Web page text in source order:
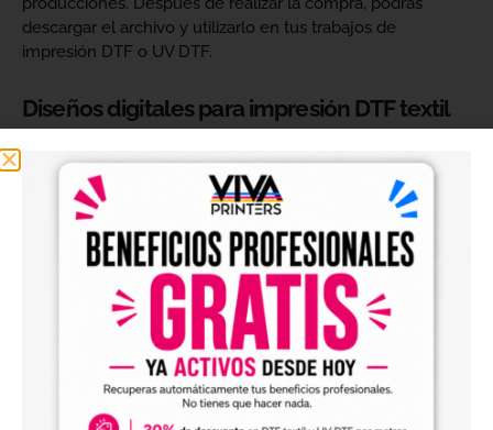
descargar el archivo y utilizarlo en tus trabajos de
impresión DTF o UV DTF.
Diseños digitales para impresión DTF textil
crear camisetas, sudaderas, tote bags, ropa infantil,
prendas promocionales y otros productos textiles
personalizados.
Los archivos están pensados para facilitar la preparación
de tus impresiones y ayudarte a crear nuevas colecciones
sin tener que diseñar cada imagen desde cero. Solo
tendrás que adaptar el tamaño a tus necesidades, preparar
el archivo en tu programa de impresión y producirlo con tu
maquinaria DTF.